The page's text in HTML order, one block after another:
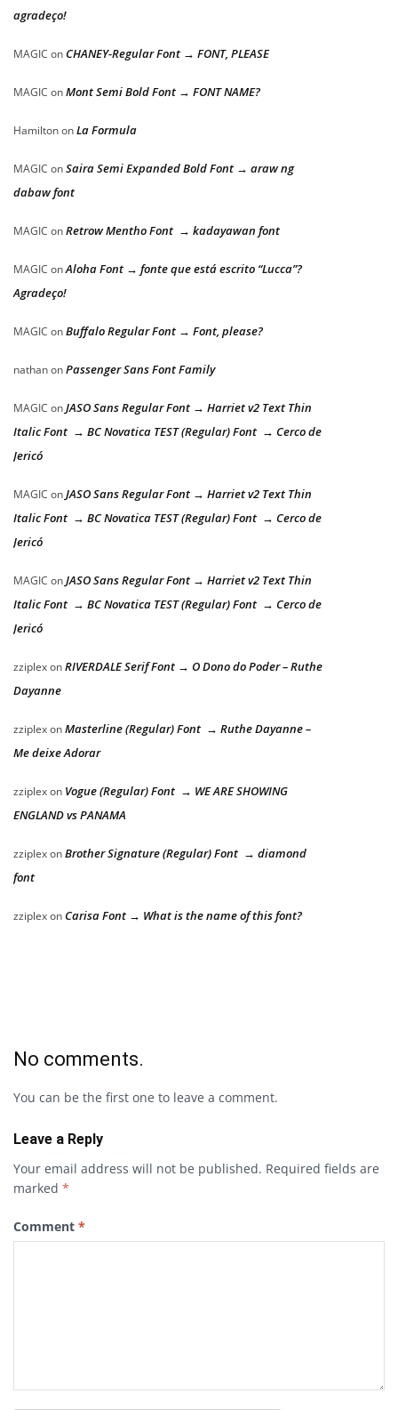
agradeço!
MAGIC on CHANEY-Regular Font → FONT, PLEASE
MAGIC onMont Semi Bold Font → FONT NAME?
HamiltononLa Formula
MAGIC onSaira Semi Expanded Bold Font → araw ng
dabaw font
MAGIC onRetrow Mentho Font → kadayawan font
MAGIC onAloha Font → fonte que está escrito “Lucca”?
Agradeço!
MAGIC onBuffalo Regular Font → Font, please?
nathanonPassenger Sans Font Family
MAGIC onJASO Sans Regular Font → Harriet v2 Text Thin
Italic Font → BC Novatica TEST (Regular) Font → Cerco de
Jericó
MAGIC onJASO Sans Regular Font → Harriet v2 Text Thin
Italic Font → BC Novatica TEST (Regular) Font → Cerco de
Jericó
MAGIC onJASO Sans Regular Font → Harriet v2 Text Thin
Italic Font → BC Novatica TEST (Regular) Font → Cerco de
Jericó
zziplexonRIVERDALE Serif Font → O Dono do Poder – Ruthe
Dayanne
zziplexonMasterline (Regular) Font → Ruthe Dayanne –
Me deixe Adorar
zziplexon Vogue (Regular) Font → WE ARE SHOWING
ENGLAND vs PANAMA
zziplexonBrother Signature (Regular) Font → diamond
font
zziplexon Carisa Font → What is the name of this font?
No comments.
You can be the first one to leave a comment.
Leave a Reply
Your email address will not be published. Required fields are
marked *
Comment *